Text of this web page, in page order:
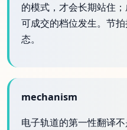
的模式，才会长期站住
可成交的档位发生。节
态。
mechanism
电子轨道的第一性翻译